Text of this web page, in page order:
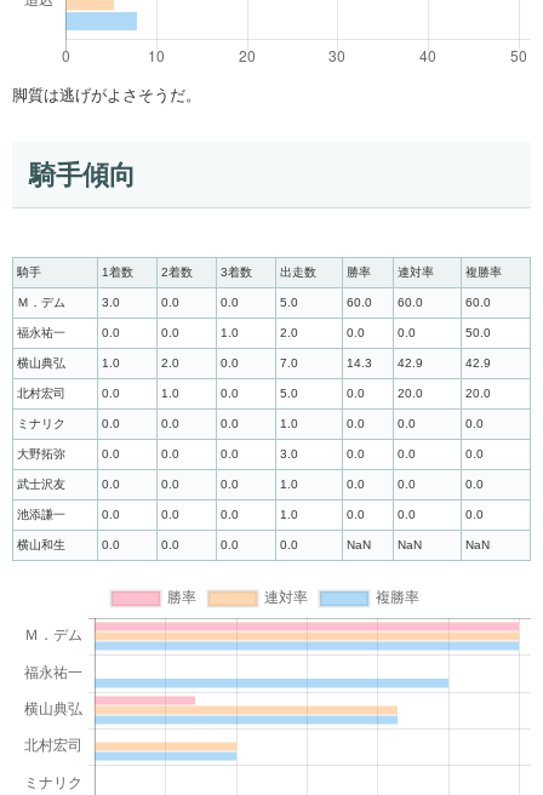
脚質は逃げがよさそうだ。
騎手傾向
騎手 1着数 2着数 3着数 出走数 勝率 連対率 複勝率
Ｍ．デム 3.0 0.0 0.0 5.0 60.0 60.0 60.0
福永祐一 0.0 0.0 1.0 2.0 0.0 0.0 50.0
横山典弘 1.0 2.0 0.0 7.0 14.3 42.9 42.9
北村宏司 0.0 1.0 0.0 5.0 0.0 20.0 20.0
ミナリク 0.0 0.0 0.0 1.0 0.0 0.0 0.0
大野拓弥 0.0 0.0 0.0 3.0 0.0 0.0 0.0
武士沢友 0.0 0.0 0.0 1.0 0.0 0.0 0.0
池添謙一 0.0 0.0 0.0 1.0 0.0 0.0 0.0
横山和生 0.0 0.0 0.0 0.0 NaN NaN NaN